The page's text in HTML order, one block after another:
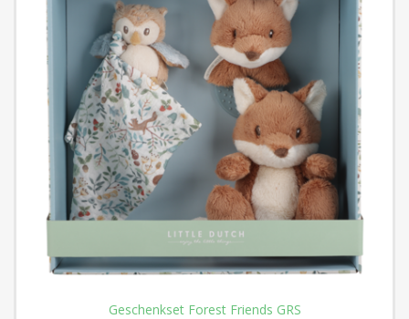
Geschenkset Forest Friends GRS